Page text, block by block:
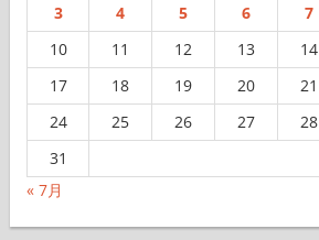
3
4 5 6 7
10
11 12 13 14
17
18 19 20 21
24
25 26 27 28
31
« 7月